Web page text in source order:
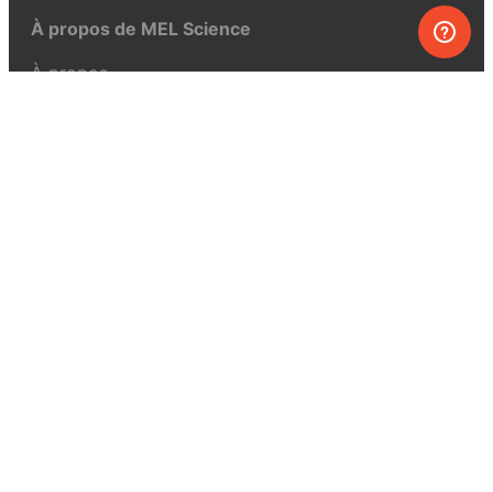
À propos de MEL Science
À propos